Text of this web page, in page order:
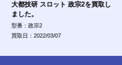
大都技研 スロット 政宗2を買取し
ました。
型番：政宗2
買取日：2022/03/07